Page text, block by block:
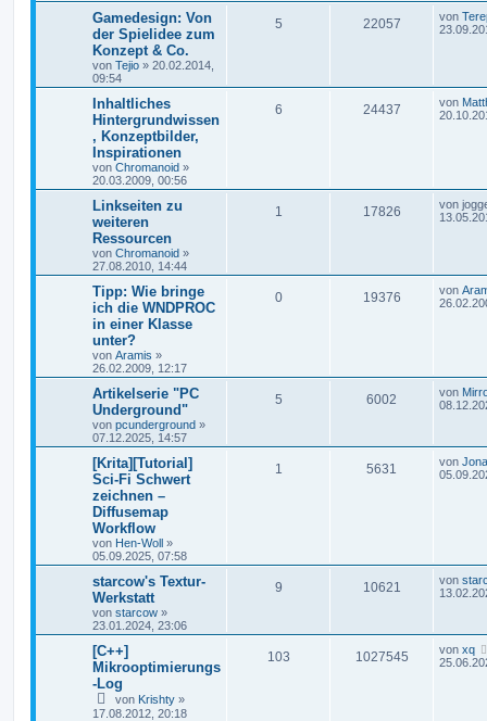
Gamedesign: Von
der Spielidee zum
Konzept & Co.
von Tejio » 20.02.2014,
09:54
5 22057 von
Inhaltliches
Hintergrundwissen
, Konzeptbilder,
Inspirationen
von Chromanoid »
20.03.2009, 00:56
6 24437 von
Linkseiten zu
weiteren
Ressourcen
von Chromanoid »
27.08.2010, 14:44
1 17826 von
Tipp: Wie bringe
ich die WNDPROC
in einer Klasse
unter?
von Aramis »
26.02.2009, 12:17
0 19376 von
Artikelserie "PC
Underground"
von pcunderground »
07.12.2025, 14:57
5 6002 von
[Krita][Tutorial]
Sci-Fi Schwert
zeichnen –
Diffusemap
Workflow
von Hen-Woll »
05.09.2025, 07:58
1 5631 von
starcow's Textur-
Werkstatt
von starcow »
23.01.2024, 23:06
9 10621 von
[C++]
Mikrooptimierungs
-Log
von Krishty »
17.08.2012, 20:18
103 1027545 von xq